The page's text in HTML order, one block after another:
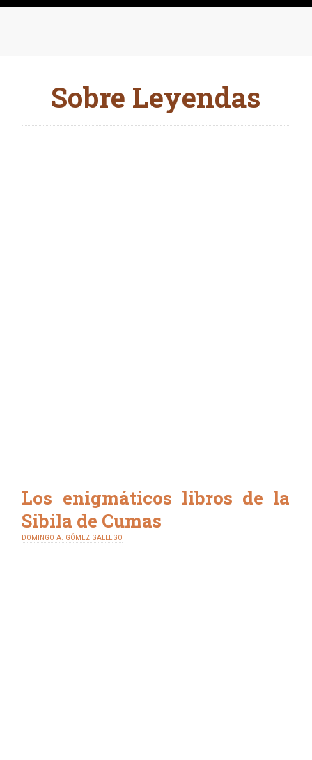
Sobre Leyendas
Los enigmáticos libros de la
Sibila de Cumas
DOMINGO A. GÓMEZ GALLEGO